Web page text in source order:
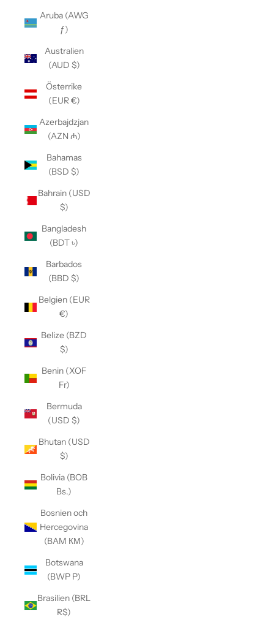
Aruba (AWG
ƒ)
Australien
(AUD $)
Österrike
(EUR €)
Azerbajdzjan
(AZN ₼)
Bahamas
(BSD $)
Bahrain (USD
$)
Bangladesh
(BDT ৳)
Barbados
(BBD $)
Belgien (EUR
€)
Belize (BZD
$)
Benin (XOF
Fr)
Bermuda
(USD $)
Bhutan (USD
$)
Bolivia (BOB
Bs.)
Bosnien och
Hercegovina
(BAM КМ)
Botswana
(BWP P)
Brasilien (BRL
R$)